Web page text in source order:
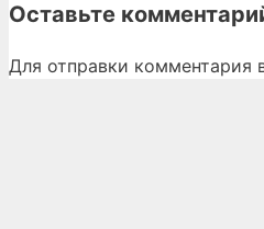
Оставьте
Для отправки комментария